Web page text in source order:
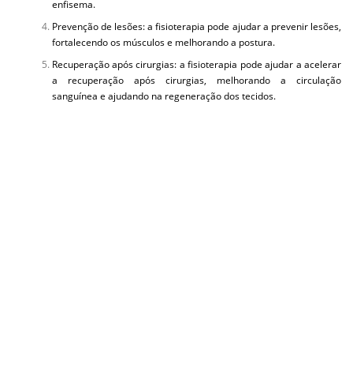
enfisema.
Prevenção de lesões: a fisioterapia pode ajudar a prevenir lesões,
fortalecendo os músculos e melhorando a postura.
Recuperação após cirurgias: a fisioterapia pode ajudar a acelerar
a recuperação após cirurgias, melhorando a circulação
sanguínea e ajudando na regeneração dos tecidos.